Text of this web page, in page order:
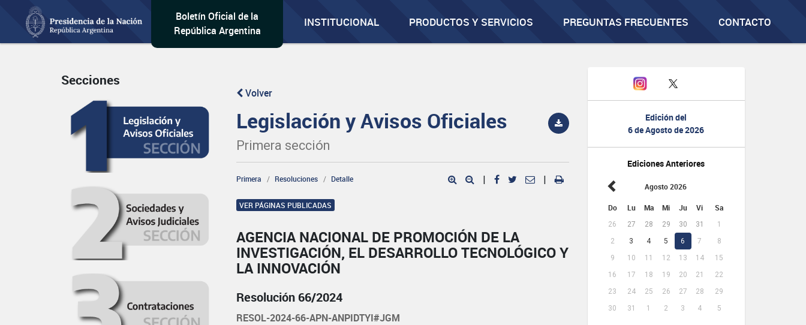
Boletín Oficial de la
República Argentina
INSTITUCIONAL PRODUCTOS Y SERVICIOS PREGUNTAS FRECUENTES CONTACTO
Edición del
6 de Agosto de 2026
Ediciones Anteriores
Agosto 2026
Do Lu Ma Mi Ju Vi Sa
26 27 28 29 30 31
1
2
3 4 5 6 7
8
9
10 11 12 13 14
15
16
17 18 19 20 21
22
23
24 25 26 27 28
29
30
31 1 2 3 4 5
Secciones
Volver
Legislación y Avisos Oficiales
Primera sección
Primera Resoluciones Detalle | |
VER PÁGINAS PUBLICADAS
AGENCIA NACIONAL DE PROMOCIÓN DE LA
INVESTIGACIÓN, EL DESARROLLO TECNOLÓGICO Y
LA INNOVACIÓN
Resolución 66/2024
RESOL-2024-66-APN-ANPIDTYI#JGM